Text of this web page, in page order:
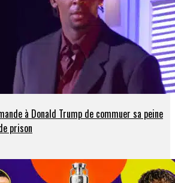
à Donald Trump de commuer sa peine
prison